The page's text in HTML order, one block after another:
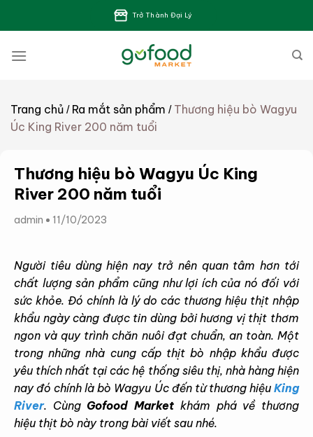
dung
Trở Thành Đại Lý
Trang chủ / Ra mắt sản phẩm / Thương hiệu bò Wagyu
Úc King River 200 năm tuổi
Thương hiệu bò Wagyu Úc King
River 200 năm tuổi
admin 11/10/2023
Người tiêu dùng hiện nay trở nên quan tâm hơn tới
chất lượng sản phẩm cũng như lợi ích của nó đối với
sức khỏe. Đó chính là lý do các thương hiệu thịt nhập
khẩu ngày càng được tin dùng bởi hương vị thịt thơm
ngon và quy trình chăn nuôi đạt chuẩn, an toàn. Một
trong những nhà cung cấp thịt bò nhập khẩu được
yêu thích nhất tại các hệ thống siêu thị, nhà hàng hiện
nay đó chính là bò Wagyu Úc đến từ thương hiệu King
River. Cùng Gofood Market khám phá về thương
hiệu thịt bò này trong bài viết sau nhé.